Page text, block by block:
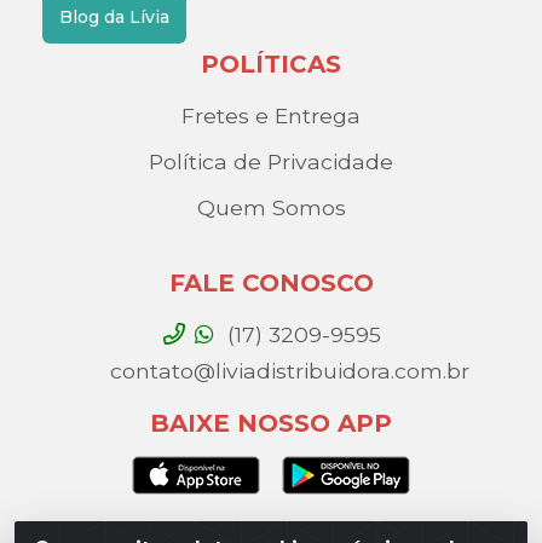
Blog da Lívia
POLÍTICAS
Fretes e Entrega
Política de Privacidade
Quem Somos
FALE CONOSCO
(17) 3209-9595
contato@liviadistribuidora.com.br
BAIXE NOSSO APP